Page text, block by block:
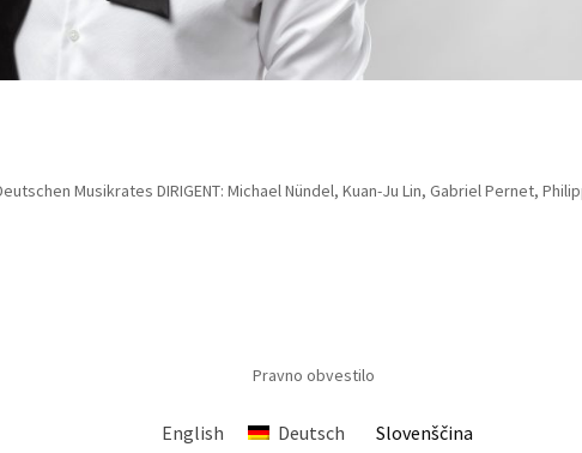
Musikrates DIRIGENT: Michael Nündel, Kuan-Ju Lin, Gabriel Pernet,
Pravno obvestilo
English Deutsch Slovenščina